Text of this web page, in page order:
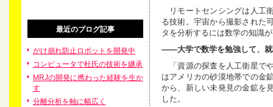
最近のブログ記事
がけ崩れ防止ロボットを開発中
コンピュータで杜氏の技術を継承
MRJの開発に携わった経験を生か
す
分離分析を軸に幅広く
リモートセンシングは人工
る技術。宇宙から撮影された
タを分析するには数学の知識
――大学で数学を勉強して、就
「資源の探査を人工衛星で
はアメリカの砂漠地帯での金
から、新しい未発見の金鉱を
した。